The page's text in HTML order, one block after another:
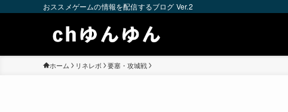
おススメゲームの情報を配信するブログ Ver.2
ホーム リネレボ 要塞・攻城戦